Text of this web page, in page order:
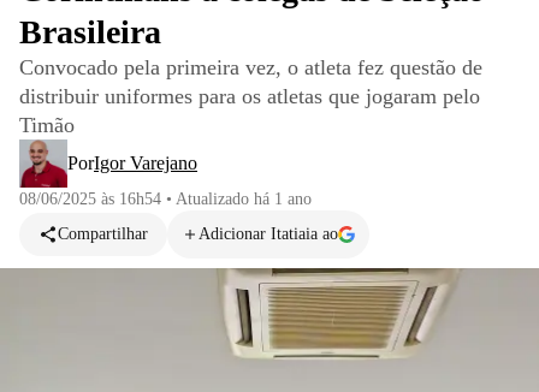
Brasileira
Convocado pela primeira vez, o atleta fez questão de
distribuir uniformes para os atletas que jogaram pelo
Timão
PorIgor Varejano
08/06/2025 às 16h54 • Atualizado há 1 ano
Compartilhar
Adicionar Itatiaia ao